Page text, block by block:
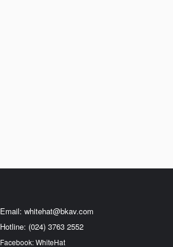
Email: whitehat@bkav.com
Hotline: (024) 3763 2552
Facebook: WhiteHat